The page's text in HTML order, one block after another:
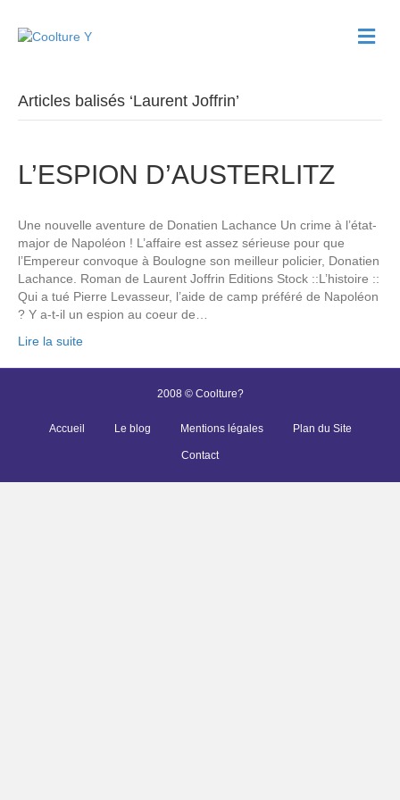
M
e
Articles balisés ‘Laurent Joffrin’
L’ESPION D’AUSTERLITZ
Une nouvelle aventure de Donatien Lachance Un crime à l’état-
major de Napoléon ! L’affaire est assez sérieuse pour que
l’Empereur convoque à Boulogne son meilleur policier, Donatien
Lachance. Roman de Laurent Joffrin Editions Stock ::L’histoire ::
Qui a tué Pierre Levasseur, l’aide de camp préféré de Napoléon
? Y a-t-il un espion au coeur de…
Lire la suite
2008 © Coolture?
Accueil Le blog Mentions légales Plan du Site
Contact